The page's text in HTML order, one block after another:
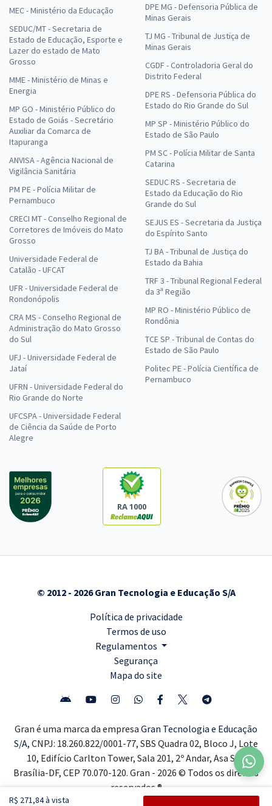
R$ 271,84 à vista
MEC - Ministério da Educação
SEDUC/MT - Secretaria de
Estado de Educação, Esporte e
Lazer do estado de Mato
Grosso
MME - Ministério de Minas e
Energia
MP GO - Ministério Público do
Estado de Goiás - Secretário
Auxiliar da Comarca de
Itapuranga
ANVISA - Agência Nacional de
Vigilância Sanitária
PM PE - Polícia Militar de
Pernambuco
CRECI MT - Conselho Regional de
Corretores de Imóveis do Mato
Grosso
Universidade Federal de
Catalão - UFCAT
UFR - Universidade Federal de
Rondonópolis
CRA MS - Conselho Regional de
Administração do Mato Grosso
do Sul
UFJ - Universidade Federal de
Jataí
UFRN - Universidade Federal do
Rio Grande do Norte
UFCSPA - Universidade Federal
de Ciência da Saúde de Porto
Alegre
DPE MG - Defensoria Pública de
Minas Gerais
TJ MG - Tribunal de Justiça de
Minas Gerais
CGDF - Controladoria Geral do
Distrito Federal
DPE RS - Defensoria Pública do
Estado do Rio Grande do Sul
MP SP - Ministério Público do
Estado de São Paulo
PM SC - Polícia Militar de Santa
Catarina
SEDUC RS - Secretaria de
Estado da Educação do Rio
Grande do Sul
SEJUS ES - Secretaria da Justiça
do Espírito Santo
TJ BA - Tribunal de Justiça do
Estado da Bahia
TRF 3 - Tribunal Regional Federal
da 3ª Região
MP RO - Ministério Público de
Rondônia
TCE SP - Tribunal de Contas do
Estado de São Paulo
Politec PE - Polícia Científica de
Pernambuco
RA 1000
© 2012 - 2026 Gran Tecnologia e Educação S/A
Política de privacidade
Termos de uso
Regulamentos
Segurança
Mapa do site
Gran é uma marca da empresa Gran Tecnologia e Educação
S/A, CNPJ: 18.260.822/0001-77, SBS Quadra 02, Bloco J, Lote
10, Edifício Carlton Tower, Sala 201, 2º Andar, Asa Sul,
Brasília-DF, CEP 70.070-120. Gran - 2026 © Todos os direitos
reservados ®